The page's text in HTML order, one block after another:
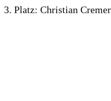
3. Platz: Christian